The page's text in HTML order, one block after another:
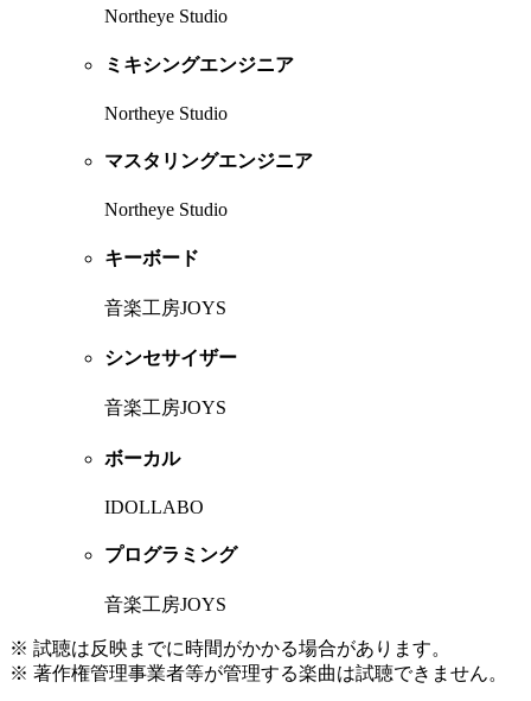
Northeye Studio
ミキシングエンジニア
Northeye Studio
マスタリングエンジニア
Northeye Studio
キーボード
音楽工房JOYS
シンセサイザー
音楽工房JOYS
ボーカル
IDOLLABO
プログラミング
音楽工房JOYS
※ 試聴は反映までに時間がかかる場合があります。
※ 著作権管理事業者等が管理する楽曲は試聴できません。